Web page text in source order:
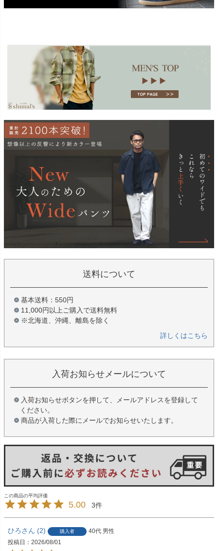
送料について
基本送料：550円
11,000円以上ご購入で送料無料
※北海道、沖縄、離島を除く
詳しくはこちら
入荷お知らせメールについて
入荷お知らせボタンを押して、メールアドレスを登録して
ください。
商品が入荷した際にメールでお知らせいたします。
5.00 3
ひろ 2 購入者 40代 男性
投稿日
2026/08/01